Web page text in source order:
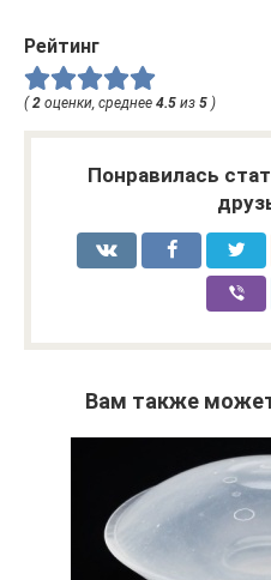
Рейтинг
( 2 оценки, среднее 4.5 из 5 )
Понравилась
Вам также